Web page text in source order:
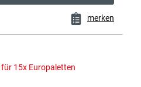
merken